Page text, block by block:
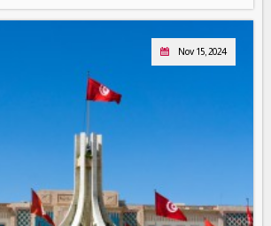
Nov 15, 2024